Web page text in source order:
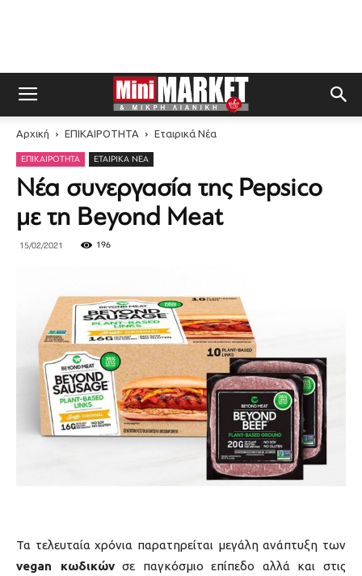
Αρχική ΕΠΙΚΑΙΡΟΤΗΤΑ Εταιρικά Νέα
ΕΠΙΚΑΙΡΟΤΗΤΑ ΕΤΑΙΡΙΚΆ ΝΈΑ
Νέα συνεργασία της Pepsico
με τη Beyond Meat
15/02/2021 196
Τα τελευταία χρόνια παρατηρείται μεγάλη ανάπτυξη των
vegan κωδικώνσε παγκόσμιο επίπεδο αλλά και στις